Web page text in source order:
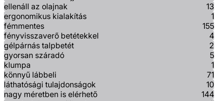
ellenáll az olajnak
13
ergonomikus kialakítás
1
fémmentes
155
fényvisszaverő betétekkel
4
gélpárnás talpbetét
2
gyorsan száradó
5
klumpa
1
könnyű lábbeli
71
láthatósági tulajdonságok
10
nagy méretben is elérhető
144